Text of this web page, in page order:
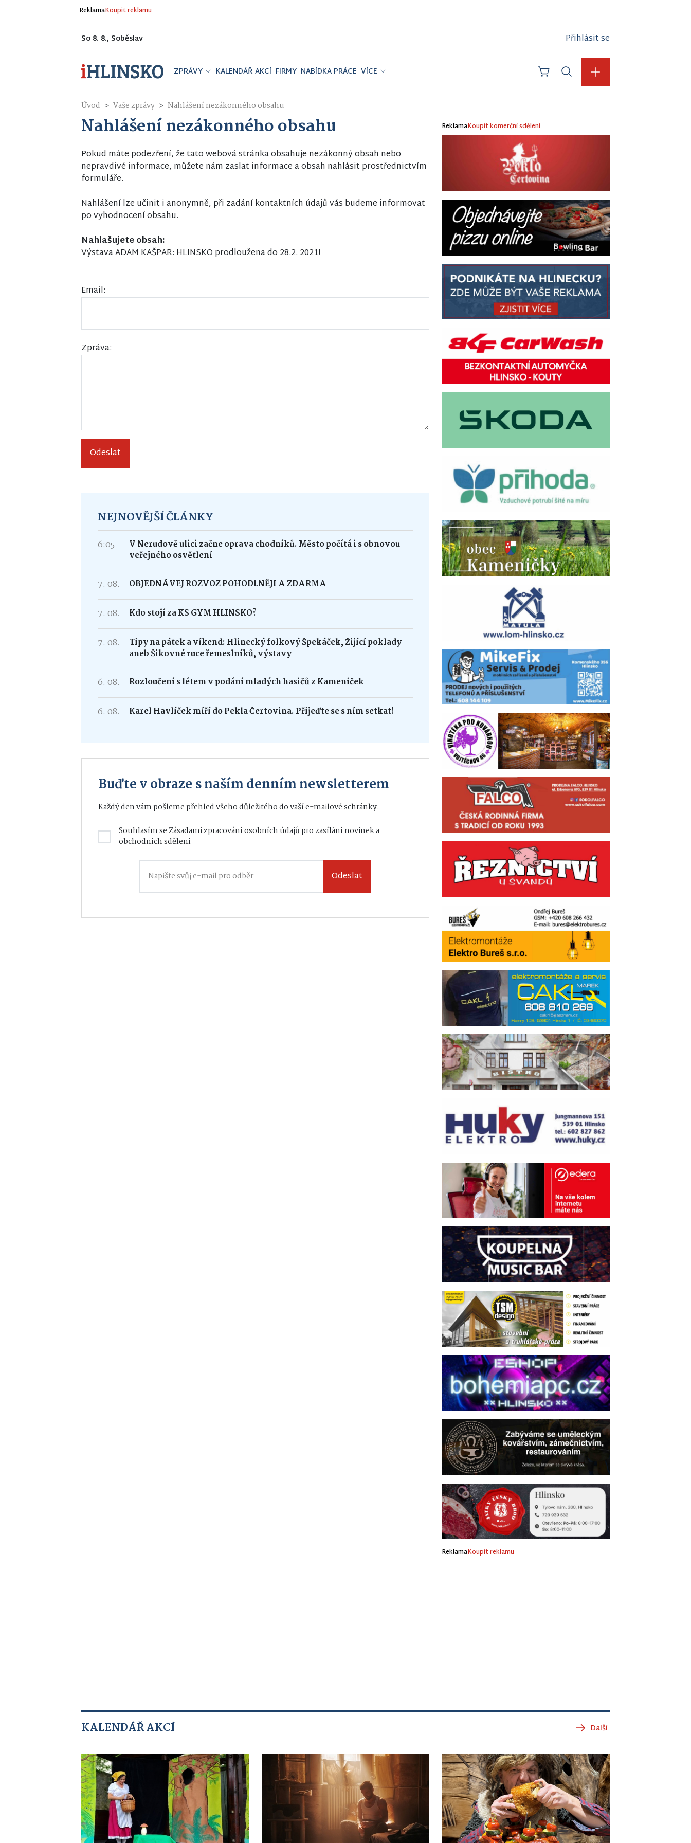
ReklamaKoupit reklamu
So 8. 8., Soběslav Přihlásit se
ZPRÁVY KALENDÁŘ AKCÍ FIRMY NABÍDKA PRÁCE VÍCE
Úvod Vaše zprávy Nahlášení nezákonného obsahu
Nahlášení nezákonného obsahu
Pokud máte podezření, že tato webová stránka obsahuje nezákonný obsah nebo
nepravdivé informace, můžete nám zaslat informace a obsah nahlásit prostřednictvím
formuláře.
Nahlášení lze učinit i anonymně, při zadání kontaktních údajů vás budeme informovat
po vyhodnocení obsahu.
Nahlašujete obsah:
Výstava ADAM KAŠPAR: HLINSKO prodloužena do 28.2. 2021!
Email:
Zpráva:
Odeslat
NEJNOVĚJŠÍ ČLÁNKY
6:05
V Nerudově ulici začne oprava chodníků. Město počítá i s obnovou
veřejného osvětlení
7. 08. OBJEDNÁVEJ ROZVOZ POHODLNĚJI A ZDARMA
7. 08. Kdo stojí za KS GYM HLINSKO?
7. 08.
Tipy na pátek a víkend: Hlinecký folkový Špekáček, Žijící poklady
aneb Šikovné ruce řemeslníků, výstavy
6. 08. Rozloučení s létem v podání mladých hasičů z Kameniček
6. 08. Karel Havlíček míří do Pekla Čertovina. Přijeďte se s ním setkat!
Buďte v obraze s naším denním newsletterem
Každý den vám pošleme přehled všeho důležitého do vaší e-mailové schránky.
Souhlasím seZásadami zpracování osobních údajůpro zasílání novinek a
obchodních sdělení
Odeslat
ReklamaKoupit komerční sdělení
ReklamaKoupit reklamu
KALENDÁŘ AKCÍ Další